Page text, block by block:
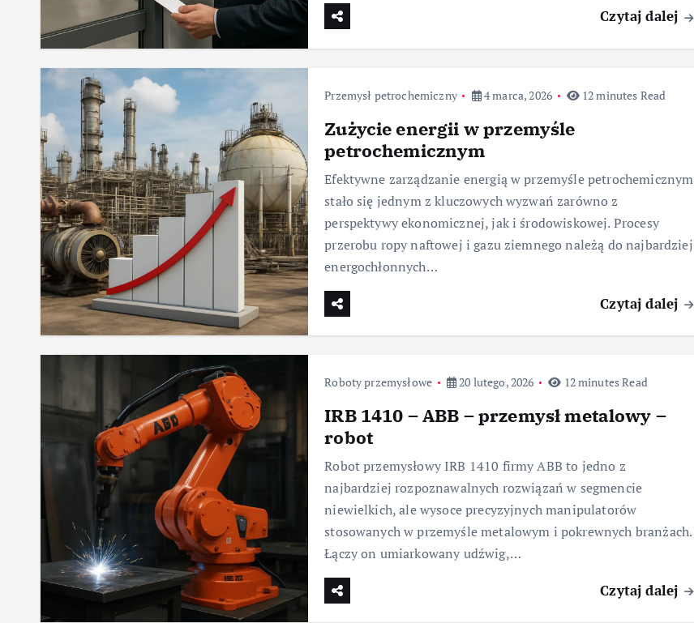
Czytaj dalej
Przemysł petrochemiczny 4 marca, 2026 12 minutes Read
Zużycie energii w przemyśle
petrochemicznym
Efektywne zarządzanie energią w przemyśle petrochemicznym
stało się jednym z kluczowych wyzwań zarówno z
perspektywy ekonomicznej, jak i środowiskowej. Procesy
przerobu ropy naftowej i gazu ziemnego należą do najbardziej
energochłonnych…
Czytaj dalej
Roboty przemysłowe 20 lutego, 2026 12 minutes Read
IRB 1410 – ABB – przemysł metalowy –
robot
Robot przemysłowy IRB 1410 firmy ABB to jedno z
najbardziej rozpoznawalnych rozwiązań w segmencie
niewielkich, ale wysoce precyzyjnych manipulatorów
stosowanych w przemyśle metalowym i pokrewnych branżach.
Łączy on umiarkowany udźwig,…
Czytaj dalej